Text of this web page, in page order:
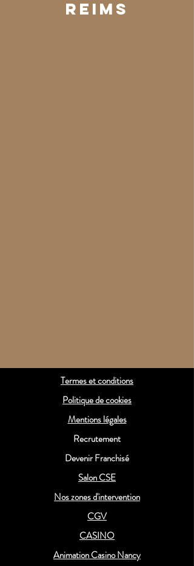
Reims
Termes et conditions
Politique de cookies
Mentions légales
Recrutement
Devenir Franchisé
Salon CSE
Nos zones d'intervention
CGV
CASINO
Animation Casino Nancy